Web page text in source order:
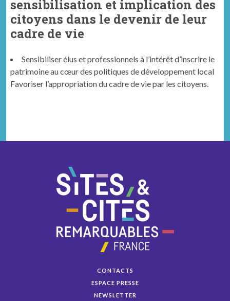
sensibilisation et implication des
citoyens dans le devenir de leur
cadre de vie
Sen­si­bilis­er élus et pro­fes­sion­nels à l’intérêt d’inscrire le
pat­ri­moine au cœur des poli­tiques de développe­ment local
Favoris­er l’appropriation du cadre de vie par les citoyens.
CONTACTS
ESPACE PRESSE
NEWSLETTER